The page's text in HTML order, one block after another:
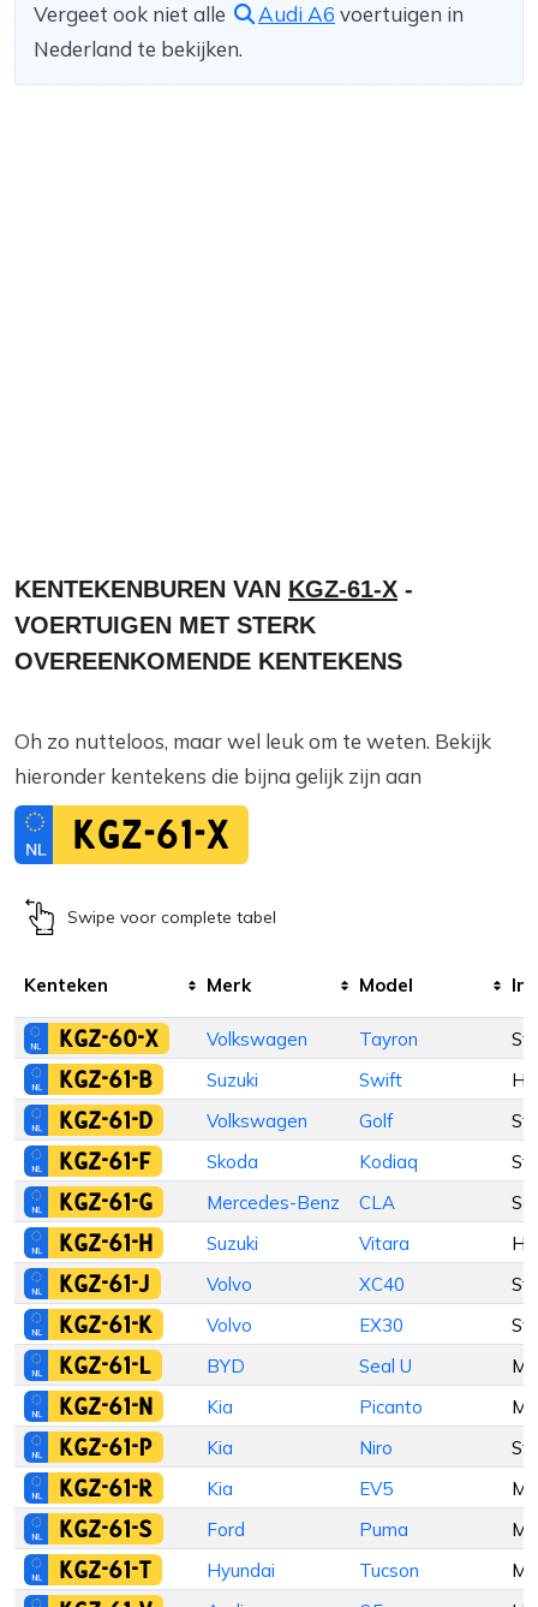
Vergeet ook niet alle Audi A6 voertuigen in
Nederland te bekijken.
KENTEKENBUREN VAN KGZ-61-X -
VOERTUIGEN MET STERK
OVEREENKOMENDE KENTEKENS
Oh zo nutteloos, maar wel leuk om te weten. Bekijk
hieronder kentekens die bijna gelijk zijn aan
KGZ-61-X
Swipe voor complete tabel
Kenteken Merk Model
KGZ-60-X Volkswagen Tayron
KGZ-61-B Suzuki Swift
KGZ-61-D Volkswagen Golf
KGZ-61-F Skoda Kodiaq
KGZ-61-G Mercedes-Benz CLA
KGZ-61-H Suzuki Vitara
KGZ-61-J Volvo XC40
KGZ-61-K Volvo EX30
KGZ-61-L BYD Seal U
KGZ-61-N Kia Picanto
KGZ-61-P Kia Niro
KGZ-61-R Kia EV5
KGZ-61-S Ford Puma
KGZ-61-T Hyundai Tucson